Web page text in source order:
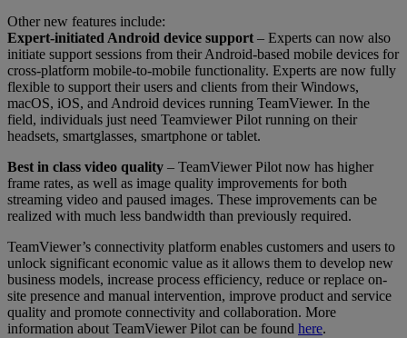
Other new features include:
Expert-initiated Android device support – Experts can now also
initiate support sessions from their Android-based mobile devices for
cross-platform mobile-to-mobile functionality. Experts are now fully
flexible to support their users and clients from their Windows,
macOS, iOS, and Android devices running TeamViewer. In the
field, individuals just need Teamviewer Pilot running on their
headsets, smartglasses, smartphone or tablet.
Best in class video quality – TeamViewer Pilot now has higher
frame rates, as well as image quality improvements for both
streaming video and paused images. These improvements can be
realized with much less bandwidth than previously required.
TeamViewer’s connectivity platform enables customers and users to
unlock significant economic value as it allows them to develop new
business models, increase process efficiency, reduce or replace on-
site presence and manual intervention, improve product and service
quality and promote connectivity and collaboration. More
information about TeamViewer Pilot can be found here.